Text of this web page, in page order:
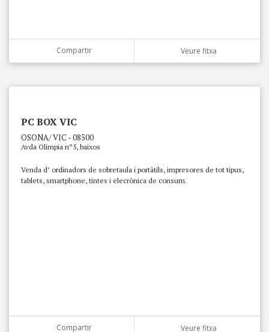
Compartir Veure fitxa
PC BOX VIC
OSONA/ VIC - 08500
Avda Olimpia nº5, baixos
Venda d’ ordinadors de sobretaula i portàtils, impresores de tot tipus,
tablets, smartphone, tintes i elecrònica de consum.
Compartir Veure fitxa